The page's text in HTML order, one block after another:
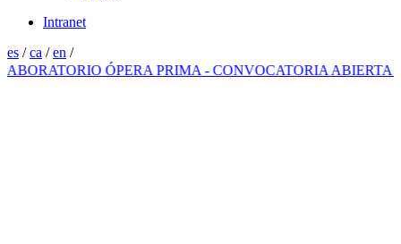
Intranet
es /ca /en /
ÓPERA PRIMA - CONVOCATORIA ABIERTA